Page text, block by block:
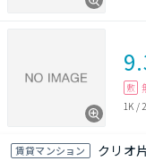
敷
1K /
賃貸マンション クリオ